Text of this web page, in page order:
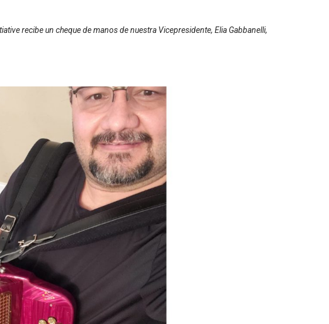
recibe un cheque de manos de nuestra Vicepresidente, Elia Gabbanelli,